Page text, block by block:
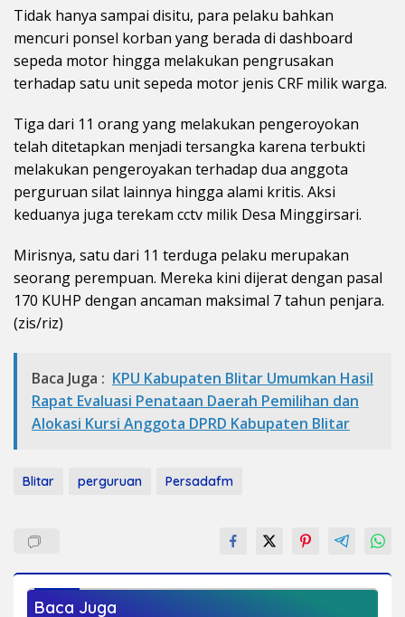
Tidak hanya sampai disitu, para pelaku bahkan
mencuri ponsel korban yang berada di dashboard
sepeda motor hingga melakukan pengrusakan
terhadap satu unit sepeda motor jenis CRF milik warga.
Tiga dari 11 orang yang melakukan pengeroyokan
telah ditetapkan menjadi tersangka karena terbukti
melakukan pengeroyakan terhadap dua anggota
perguruan silat lainnya hingga alami kritis. Aksi
keduanya juga terekam cctv milik Desa Minggirsari.
Mirisnya, satu dari 11 terduga pelaku merupakan
seorang perempuan. Mereka kini dijerat dengan pasal
170 KUHP dengan ancaman maksimal 7 tahun penjara.
(zis/riz)
Baca Juga : KPU Kabupaten Blitar Umumkan Hasil
Rapat Evaluasi Penataan Daerah Pemilihan dan
Alokasi Kursi Anggota DPRD Kabupaten Blitar
Blitar perguruan Persadafm
Baca Juga